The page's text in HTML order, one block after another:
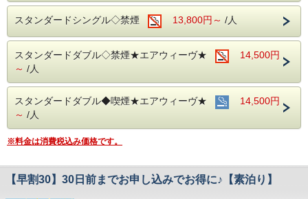
■ご朝食
朝食会場：１８階レストラン｢アイリス｣
営業時間：７：００～１０：００ (最終入場 ９：３０)
名古屋めしも楽しめる和洋折衷のバイキングをご準備して
おります。
ホテル隣接の名鉄名古屋駅から直通電車が発着しています！
■交通アクセス■３つの主要駅と地下鉄が全て隣接！！
ＪＲ名古屋駅：徒歩４分
名古屋市営地下鉄：東山線・桜通線まで徒歩３分
発着！
スタンダードシングル◇禁煙 13,800円～ /人
スタンダードダブル◇禁煙★エアウィーヴ★
14,500円
～ /人
スタンダードダブル◆喫煙★エアウィーヴ★
14,500円
～ /人
※料金は消費税込み価格です。
【早割30】30日前までお申し込みでお得に♪【素泊り】